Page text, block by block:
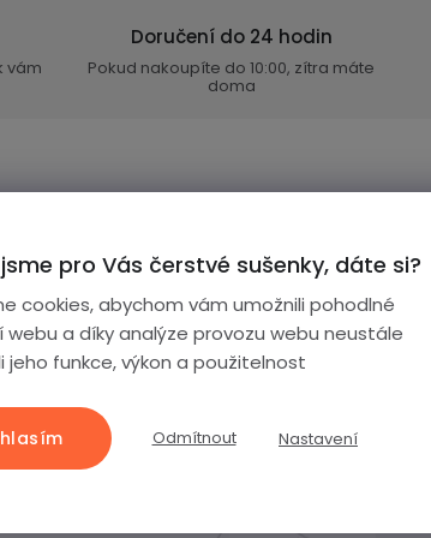
pro Vás čerstvé sušenky, dáte si?
cookies, abychom vám umožnili pohodlné
webu a díky analýze provozu webu neustále
jeho funkce, výkon a použitelnost
Nastavení
Odmítnout
vám
Doručení do 24 hodin
Pokud nakoupíte do 10:00, zítra máte
doma
info@wixo.cz